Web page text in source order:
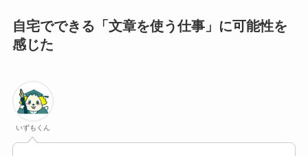
自宅でできる「文章を使う仕事」に可能性を
感じた
いずもくん